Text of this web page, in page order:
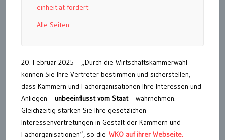
einheit.at fordert:
Alle Seiten
20. Februar 2025 – „Durch die Wirtschaftskammerwahl
können Sie Ihre Vertreter bestimmen und sicherstellen,
dass Kammern und Fachorganisationen Ihre Interessen und
Anliegen – unbeeinflusst vom Staat– wahrnehmen.
Gleichzeitig stärken Sie Ihre gesetzlichen
Interessenvertretungen in Gestalt der Kammern und
Fachorganisationen“, so die WKO auf ihrer Webseite.